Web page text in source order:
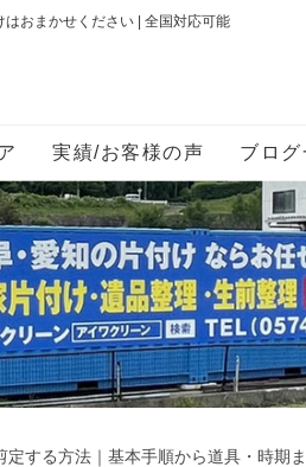
おまかせください | 全国対応可能
実績/お客様の声 ブログ
する方法｜基本手順から道具・時期